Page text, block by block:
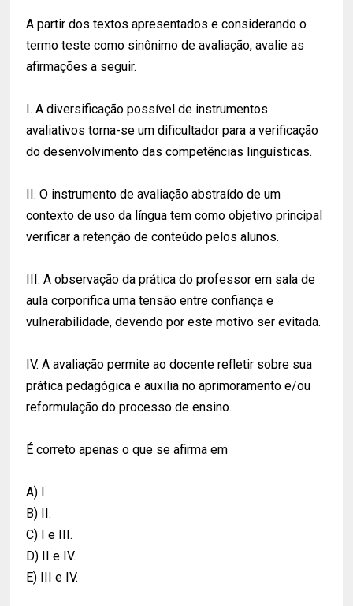
A partir dos textos apresentados e considerando o
termo teste como sinônimo de avaliação, avalie as
afirmações a seguir.
I. A diversificação possível de instrumentos
avaliativos torna-se um dificultador para a verificação
do desenvolvimento das competências linguísticas.
II. O instrumento de avaliação abstraído de um
contexto de uso da língua tem como objetivo principal
verificar a retenção de conteúdo pelos alunos.
III. A observação da prática do professor em sala de
aula corporifica uma tensão entre confiança e
vulnerabilidade, devendo por este motivo ser evitada.
IV. A avaliação permite ao docente refletir sobre sua
prática pedagógica e auxilia no aprimoramento e/ou
reformulação do processo de ensino.
É correto apenas o que se afirma em
A) I.
B) II.
C) I e III.
D) II e IV.
E) III e IV.